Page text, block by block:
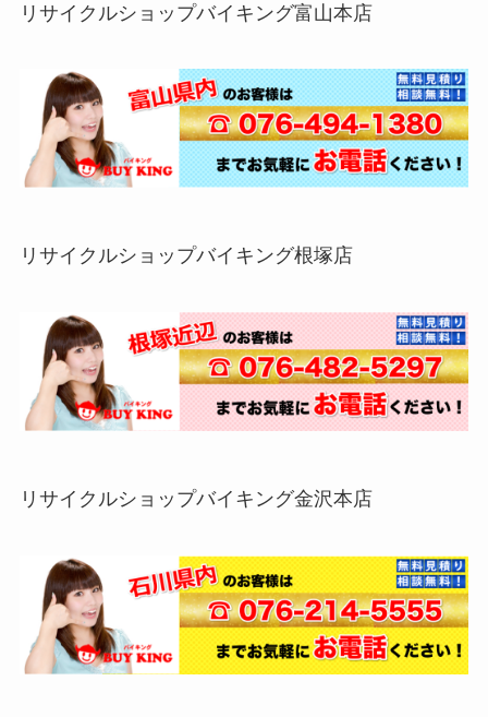
リサイクルショップバイキング富山本店
リサイクルショップバイキング根塚店
リサイクルショップバイキング金沢本店